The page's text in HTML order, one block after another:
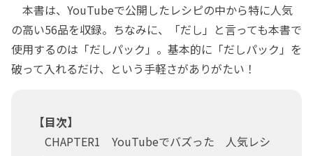
本書は、YouTubeで公開したレシピの中から特に人気
の高い56品を収録。ちなみに、「だし」と言っても本書で
使用するのは「だしパック」。基本的に「だしパック」を
破って入れるだけ、という手軽さがありがたい！
【目次】
CHAPTER1 YouTubeでバズった 人気レシ